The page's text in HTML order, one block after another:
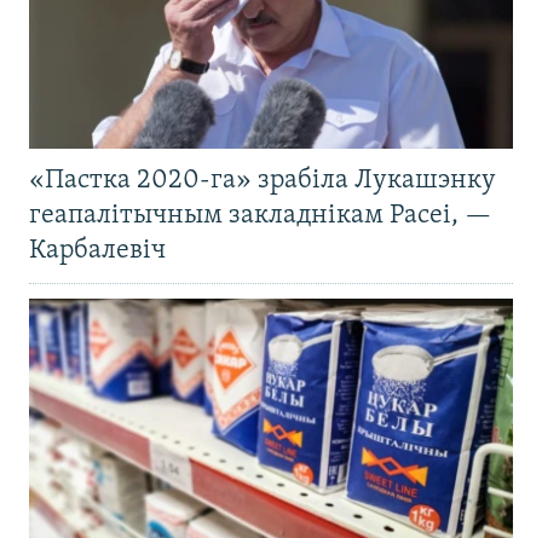
«Пастка 2020-га» зрабіла Лукашэнку
геапалітычным закладнікам Расеі, —
Карбалевіч